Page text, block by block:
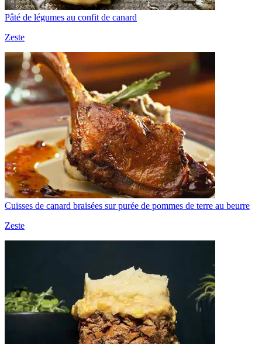
Pâté de légumes au confit de canard
Zeste
Cuisses de canard braisées sur purée de pommes de terre au beurre
Zeste